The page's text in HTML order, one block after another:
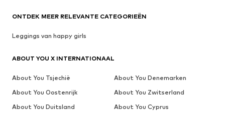
ONTDEK MEER RELEVANTE CATEGORIEËN
Leggings van happy girls
ABOUT YOU X INTERNATIONAAL
About You Tsjechië
About You Denemarken
About You Oostenrijk
About You Zwitserland
About You Duitsland
About You Cyprus